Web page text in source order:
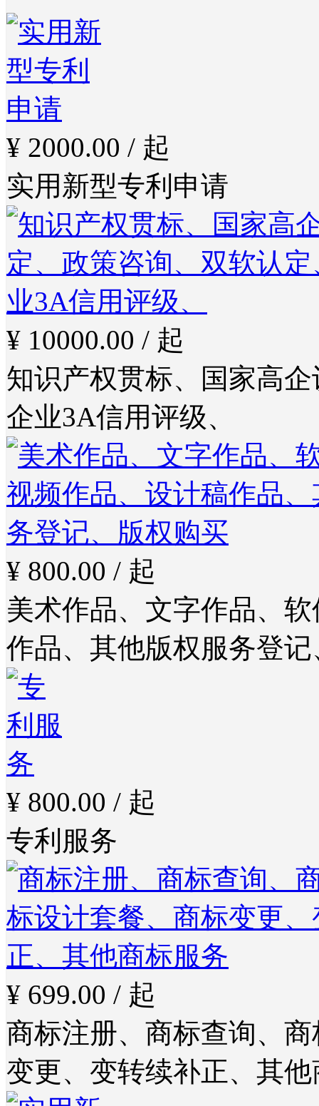
¥ 2000.00 / 起
实用新型专利申请
¥ 10000.00 / 起
知识产权贯标、国家高
企业3A信用评级、
¥ 800.00 / 起
美术作品、文字作品、
作品、其他版权服务登
¥ 800.00 / 起
专利服务
¥ 699.00 / 起
商标注册、商标查询、
变更、变转续补正、其